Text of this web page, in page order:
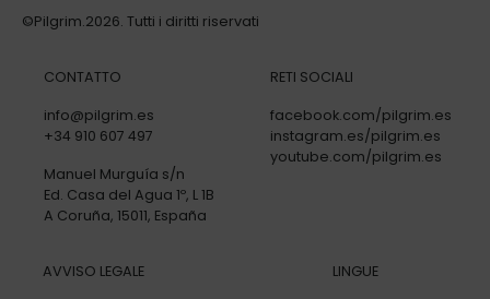
©Pilgrim.2026. Tutti i diritti riservati
CONTATTO
info@pilgrim.es
+34 910 607 497
Manuel Murguía s/n
Ed. Casa del Agua 1º, L 1B
A Coruña, 15011, España
RETI SOCIALI
facebook.com/pilgrim.es
instagram.es/pilgrim.es
youtube.com/pilgrim.es
AVVISO LEGALE LINGUE